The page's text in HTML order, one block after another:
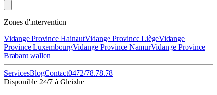
Zones d'intervention
Vidange Province HainautVidange Province LiègeVidange
Province LuxembourgVidange Province NamurVidange Province
Brabant wallon
ServicesBlogContact0472/78.78.78
Disponible 24/7 à Gleixhe